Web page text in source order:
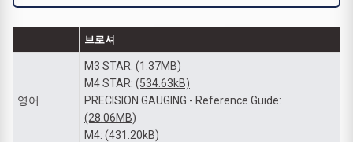
브로셔
영어
M3 STAR: (1.37MB)
M4 STAR: (534.63kB)
PRECISION GAUGING - Reference Guide:
(28.06MB)
M4: (431.20kB)